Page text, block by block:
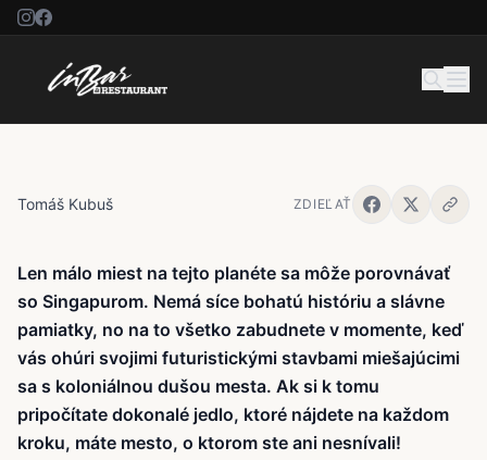
Singapur
Tomáš Kubuš ZDIEĽAŤ
Len málo miest na tejto planéte sa môže porovnávať
so Singapurom. Nemá síce bohatú históriu a slávne
pamiatky, no na to všetko zabudnete v momente, keď
vás ohúri svojimi futuristickými stavbami miešajúcimi
sa s koloniálnou dušou mesta. Ak si k tomu
pripočítate dokonalé jedlo, ktoré nájdete na každom
kroku, máte mesto, o ktorom ste ani nesnívali!